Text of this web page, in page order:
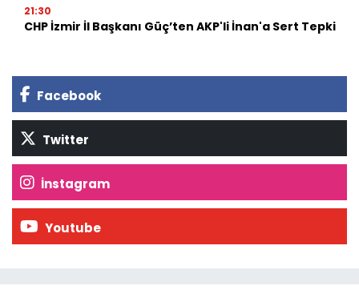
21:30
CHP İzmir İl Başkanı Güç’ten AKP'li İnan'a Sert Tepki
Facebook
Twitter
İnstagram
Youtube